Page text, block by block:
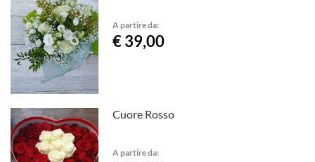
A partire da:
€ 39,00
Cuore Rosso
A partire da: